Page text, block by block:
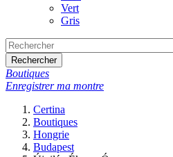
Vert
Gris
Rechercher
Boutiques
Enregistrer ma montre
Certina
Boutiques
Hongrie
Budapest